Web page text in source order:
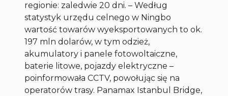
regionie: zaledwie 20 dni. – Według
statystyk urzędu celnego w Ningbo
wartość towarów wyeksportowanych to ok.
197 mln dolarów, w tym odzież,
akumulatory i panele fotowoltaiczne,
baterie litowe, pojazdy elektryczne –
poinformowała CCTV, powołując się na
operatorów trasy. Panamax Istanbul Bridge,